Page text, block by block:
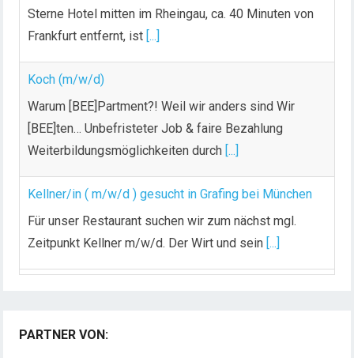
Sterne Hotel mitten im Rheingau, ca. 40 Minuten von
Frankfurt entfernt, ist [...]
Koch (m/w/d)
Warum [BEE]Partment?! Weil wir anders sind Wir
[BEE]ten… Unbefristeter Job & faire Bezahlung
Weiterbildungsmöglichkeiten durch [...]
Kellner/in ( m/w/d ) gesucht in Grafing bei München
Für unser Restaurant suchen wir zum nächst mgl.
Zeitpunkt Kellner m/w/d. Der Wirt und sein [...]
Dein Arbeitsplatz mit Urlaubsfeeling Chef de Rang
PARTNER VON: